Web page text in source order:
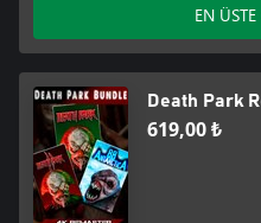
EN
Death Park
619,00 ₺